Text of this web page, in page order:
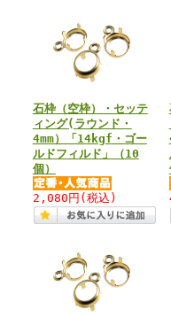
石枠（空枠）・セッテ
ィング(ラウンド・
4mm）「14kgf・ゴー
ルドフィルド」（10
個）
2,080円 (税込)